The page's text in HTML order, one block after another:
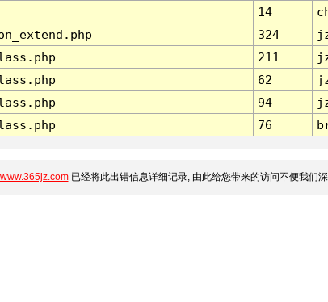
14
324
211
62
94
76
www.365jz.com已经将此出错信息详细记录, 由此给您带来的访问不便我们